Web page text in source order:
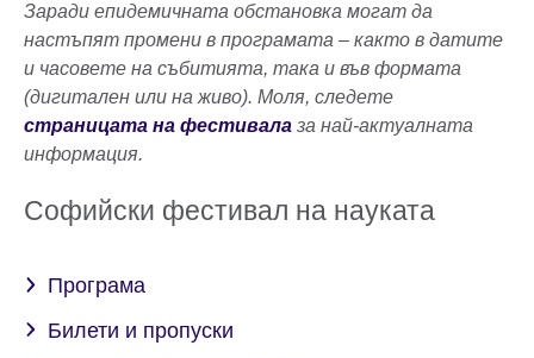
Заради епидемичната обстановка могат да
настъпят промени в програмата – както в датите
и часовете на събитията, така и във формата
(дигитален или на живо). Моля, следете
страницата на фестивала за най-актуалната
информация.
Софийски фестивал на науката
Програма
Билети и пропуски